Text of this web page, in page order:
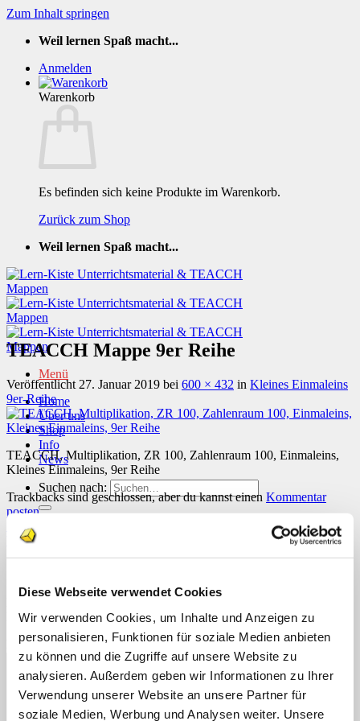
Diese Webseite verwendet Cookies
Wir verwenden Cookies, um Inhalte und Anzeigen zu
personalisieren, Funktionen für soziale Medien anbieten
zu können und die Zugriffe auf unsere Website zu
analysieren. Außerdem geben wir Informationen zu Ihrer
Verwendung unserer Website an unsere Partner für
soziale Medien, Werbung und Analysen weiter. Unsere
Zum Inhalt springen
Weil lernen Spaß macht...
Anmelden
Warenkorb
Es befinden sich keine Produkte im Warenkorb.
Zurück zum Shop
Weil lernen Spaß macht...
Menü
Home
Über uns
Shop
Info
News
Suchen nach:
TEACCH Mappe 9er Reihe
Veröffentlicht 27. Januar 2019 bei 600 × 432 in Kleines Einmaleins
9er-Reihe
TEACCH, Multiplikation, ZR 100, Zahlenraum 100, Einmaleins,
Kleines Einmaleins, 9er Reihe
Trackbacks sind geschlossen, aber du kannst einen Kommentar
posten.
Zurück
Weiter
Felder sind mit*markiert
Kommentar*